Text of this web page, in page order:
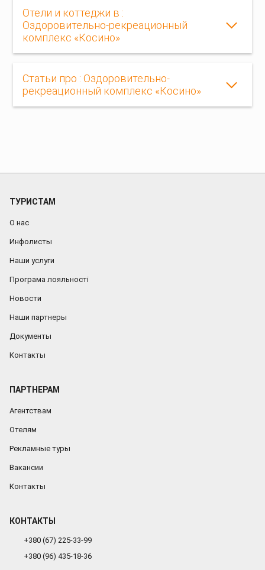
Отели и коттеджи в :
Оздоровительно-рекреационный
комплекс «Косино»
Статьи про : Оздоровительно-
рекреационный комплекс «Косино»
ТУРИСТАМ
О нас
Инфолисты
Наши услуги
Програма лояльності
Новости
Наши партнеры
Документы
Контакты
ПАРТНЕРАМ
Агентствам
Отелям
Рекламные туры
Вакансии
Контакты
КОНТАКТЫ
+380 (67) 225-33-99
+380 (96) 435-18-36